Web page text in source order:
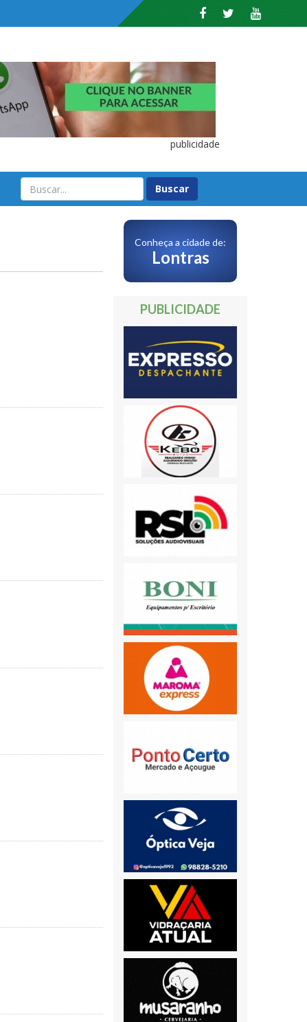
publicidade
Conheça a cidade de:
Lontras
PUBLICIDADE